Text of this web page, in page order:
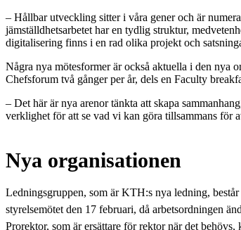
– Hållbar utveckling sitter i våra gener och är
jämställdhetsarbetet har en tydlig struktur,
digitalisering finns i en rad olika projekt och
Några nya mötesformer är också aktuella i den nya
Chefsforum två gånger per år, dels en Faculty
– Det här är nya arenor tänkta att skapa
verklighet för att se vad vi kan göra tillsammans för
Nya organisationen
Ledningsgruppen, som är KTH:s nya ledning,
styrelsemötet den 17 februari, då arbetsordningen
Prorektor, som är ersättare för rektor när det